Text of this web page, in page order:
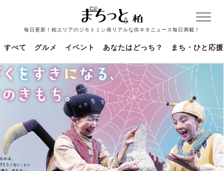
毎日更新！柏エリアのジモトミン発リアルな街ネタニュース毎日満載！
すべて グルメ イベント あなたはどっち？ まち・ひと応援